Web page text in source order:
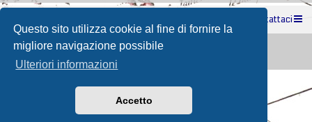
Questo sito utilizza cookie al fine di fornire la
migliore navigazione possibile
Ulteriori informazioni
Accetto
Contattaci
Powered byphpBB® Forum Software © phpBB Limited
Passione Nutica 2017 style created by
Traduzione Italiana